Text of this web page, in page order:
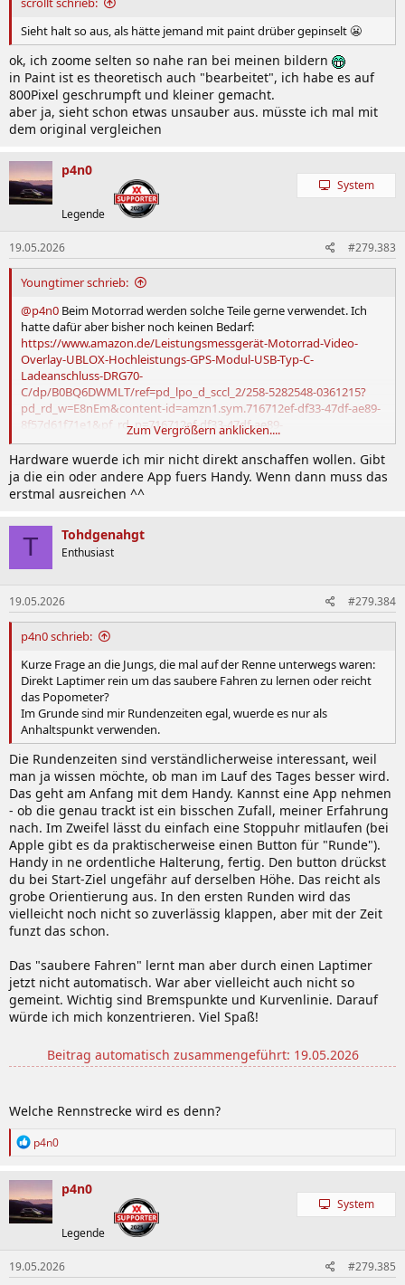
Sieht halt so aus, als hätte jemand mit paint drüber gepinselt 😬
ok, ich zoome selten so nahe ran bei meinen bildern
in Paint ist es theoretisch auch "bearbeitet", ich habe es auf
800Pixel geschrumpft und kleiner gemacht.
aber ja, sieht schon etwas unsauber aus. müsste ich mal mit
dem original vergleichen
p4n0
Legende
System
19.05.2026 #279.383
Youngtimer schrieb:
@p4n0 Beim Motorrad werden solche Teile gerne verwendet. Ich
hatte dafür aber bisher noch keinen Bedarf:
https://www.amazon.de/Leistungsmessgerät-Motorrad-Video-
Overlay-UBLOX-Hochleistungs-GPS-Modul-USB-Typ-C-
Ladeanschluss-DRG70-
C/dp/B0BQ6DWMLT/ref=pd_lpo_d_sccl_2/258-5282548-0361215?
pd_rd_w=E8nEm&content-id=amzn1.sym.716712ef-df33-47df-ae89-
8f57d61f71e1&pf_rd_p=716712ef-df33-47df-ae89-
8f57d61f71e1&pf_rd_r=KVEBF4PH22SHJ9KMFJTC&pd_rd_wg=ovRSv
&pd_rd_r=93e32c61-3947-4d28-b9ad-
1024779ae45b&pd_rd_i=B0BQ6DWMLT&th=1
Zum Vergrößern anklicken....
Hardware wuerde ich mir nicht direkt anschaffen wollen. Gibt
ja die ein oder andere App fuers Handy. Wenn dann muss das
erstmal ausreichen ^^
T Tohdgenahgt
Enthusiast
19.05.2026 #279.384
p4n0 schrieb:
Kurze Frage an die Jungs, die mal auf der Renne unterwegs waren:
Direkt Laptimer rein um das saubere Fahren zu lernen oder reicht
das Popometer?
Im Grunde sind mir Rundenzeiten egal, wuerde es nur als
Anhaltspunkt verwenden.
Die Rundenzeiten sind verständlicherweise interessant, weil
man ja wissen möchte, ob man im Lauf des Tages besser wird.
Das geht am Anfang mit dem Handy. Kannst eine App nehmen
- ob die genau trackt ist ein bisschen Zufall, meiner Erfahrung
nach. Im Zweifel lässt du einfach eine Stoppuhr mitlaufen (bei
Apple gibt es da praktischerweise einen Button für "Runde").
Handy in ne ordentliche Halterung, fertig. Den button drückst
du bei Start-Ziel ungefähr auf derselben Höhe. Das reicht als
grobe Orientierung aus. In den ersten Runden wird das
vielleicht noch nicht so zuverlässig klappen, aber mit der Zeit
funzt das schon.
Das "saubere Fahren" lernt man aber durch einen Laptimer
jetzt nicht automatisch. War aber vielleicht auch nicht so
gemeint. Wichtig sind Bremspunkte und Kurvenlinie. Darauf
würde ich mich konzentrieren. Viel Spaß!
Beitrag automatisch zusammengeführt: 19.05.2026
Welche Rennstrecke wird es denn?
R
k
t
i
o
n
p4n0
p4n0
Legende
System
19.05.2026 #279.385